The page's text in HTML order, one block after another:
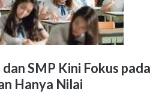
SMP Kini Fokus pada
Hanya Nilai